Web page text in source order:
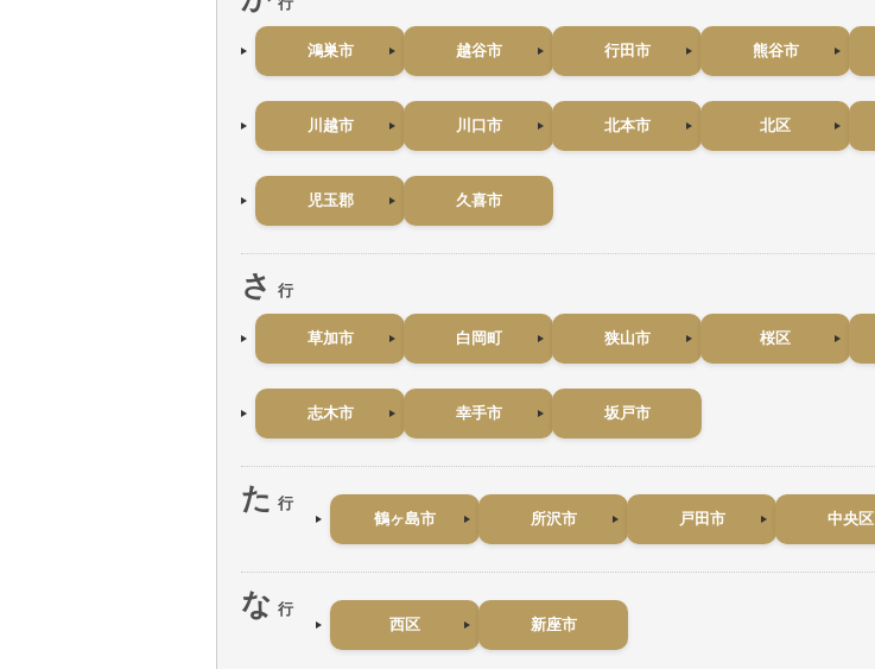
鴻巣市 越谷市 行田市 熊谷市
川越市 川口市 北本市 北区
児玉郡 久喜市
さ 行
草加市 白岡町 狭山市 桜区
志木市 幸手市 坂戸市
た 行
鶴ヶ島市
所沢市 戸田市 中央区
な 行
西区
新座市